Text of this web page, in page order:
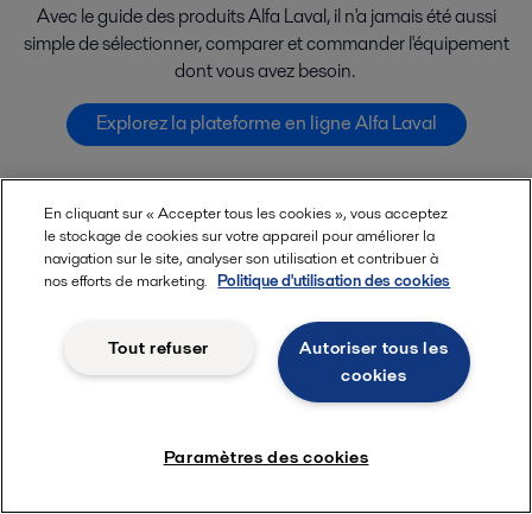
Avec le guide des produits Alfa Laval, il n'a jamais été aussi
simple de sélectionner, comparer et commander l'équipement
dont vous avez besoin.
Explorez la plateforme en ligne Alfa Laval
En cliquant sur « Accepter tous les cookies », vous acceptez
le stockage de cookies sur votre appareil pour améliorer la
navigation sur le site, analyser son utilisation et contribuer à
nos efforts de marketing. Politique d'utilisation des cookies
Autoriser tous les
cookies
Tout refuser
Paramètres des cookies